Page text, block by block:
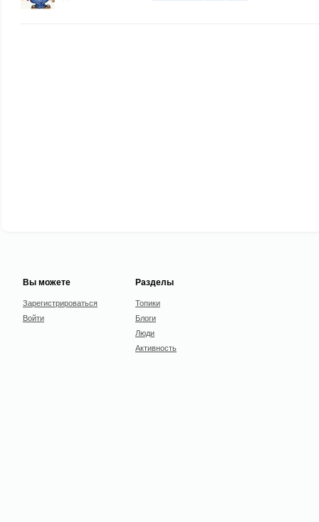
Вы можете
Зарегистрироваться
Войти
Разделы
Топики
Блоги
Люди
Активность